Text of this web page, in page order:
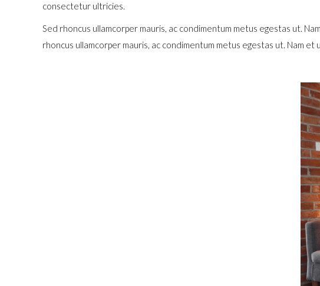
consectetur ultricies.
Sed rhoncus ullamcorper mauris, ac condimentum metus egestas ut.
rhoncus ullamcorper mauris, ac condimentum metus egestas ut. Nam et